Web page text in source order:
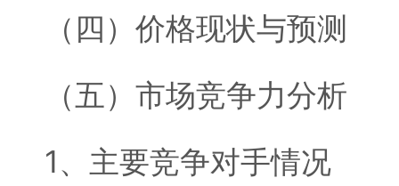
（四）价格现状与预测
（五）市场竞争力分析
1、主要竞争对手情况